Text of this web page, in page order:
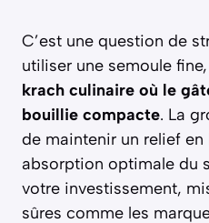
C’est une question de
utiliser une semoule
krach culinaire où le
bouillie compacte. La
de maintenir un relief
absorption optimale du
votre investissement,
sûres comme les